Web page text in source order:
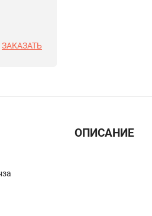
ЗАКАЗАТЬ
ОПИСАНИЕ